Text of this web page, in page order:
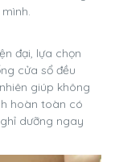
đại, lựa chọn
cửa sổ đều
giúp không
hoàn toàn có
dưỡng ngay